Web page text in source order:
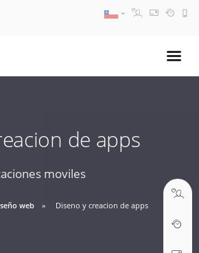
de apps
moviles
web Diseno y creacion de apps
AM A 18:30 PM